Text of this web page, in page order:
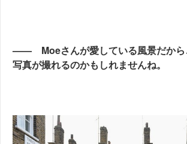
—— Moeさんが愛している風景だから
写真が撮れるのかもしれませんね。